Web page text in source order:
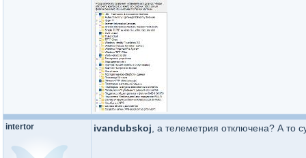
intertor ivandubskoj , а телеметрия отключена? А то